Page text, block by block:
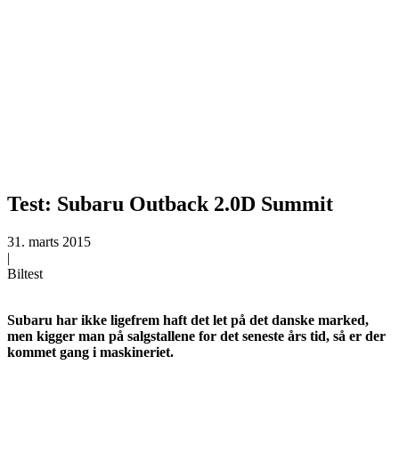
Test: Subaru Outback 2.0D Summit
31. marts 2015
|
Biltest
Subaru har ikke ligefrem haft det let på det danske marked,
men kigger man på salgstallene for det seneste års tid, så er der
kommet gang i maskineriet.